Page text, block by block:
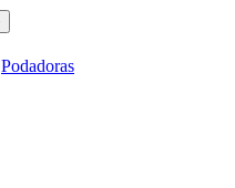
Podadoras